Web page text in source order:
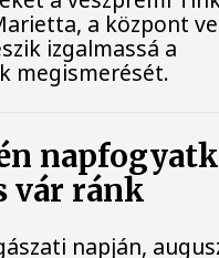
a központ
izgalmassá a
megismerését.
vár ránk
napján,